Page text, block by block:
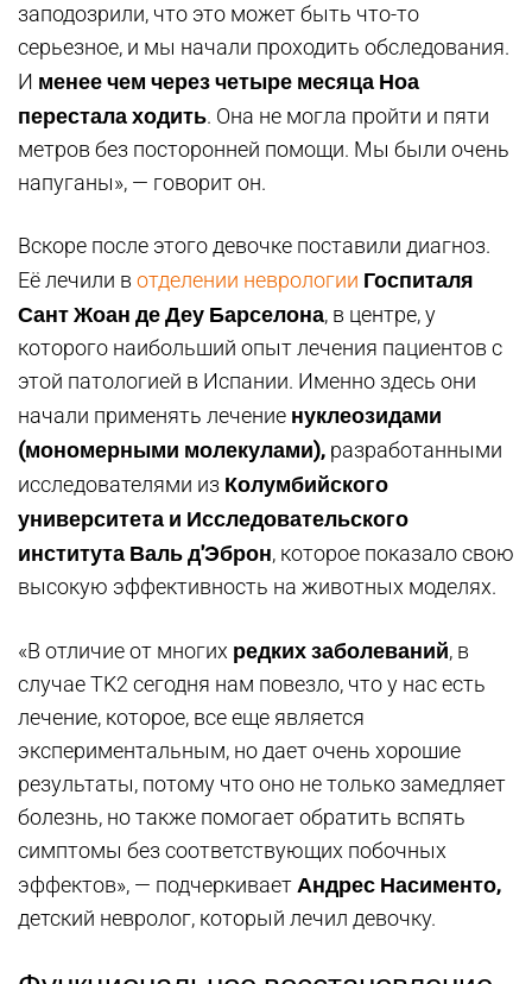
заподозрили, что это может быть что-то
серьезное, и мы начали проходить обследования.
И менее чем через четыре месяца Ноа
перестала ходить. Она не могла пройти и пяти
метров без посторонней помощи. Мы были очень
напуганы», — говорит он.
Вскоре после этого девочке поставили диагноз.
Её лечили в отделении неврологии Госпиталя
Сант Жоан де Деу Барселона, в центре, у
которого наибольший опыт лечения пациентов с
этой патологией в Испании. Именно здесь они
начали применять лечение нуклеозидами
(мономерными молекулами), разработанными
исследователями из Колумбийского
университета и Исследовательского
института Валь д'Эброн, которое показало свою
высокую эффективность на животных моделях.
«В отличие от многих редких заболеваний, в
случае TK2 сегодня нам повезло, что у нас есть
лечение, которое, все еще является
экспериментальным, но дает очень хорошие
результаты, потому что оно не только замедляет
болезнь, но также помогает обратить вспять
симптомы без соответствующих побочных
эффектов», — подчеркиваетАндрес Насименто,
детский невролог, который лечил девочку.